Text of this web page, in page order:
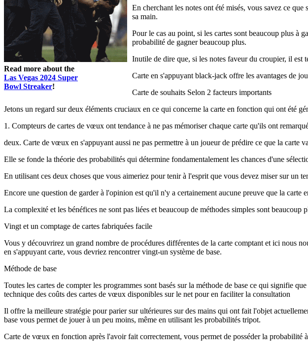
Read more about the
Las Vegas 2024 Super
Bowl Streaker!
En cherchant les notes ont été misés, vous savez ce
sa main.
Pour le cas au point, si les cartes sont beaucoup plus à
probabilité de gagner beaucoup plus.
Inutile de dire que, si les notes faveur du croupier, il est
Carte en s'appuyant black-jack offre les avantages de
Carte de souhaits Selon 2 facteurs importants
Jetons un regard sur deux éléments cruciaux en ce qui concerne la carte en fonction qui ont été
1. Compteurs de cartes de vœux ont tendance à ne pas mémoriser chaque carte qu'ils ont
deux. Carte de vœux en s'appuyant aussi ne pas permettre à un joueur de prédire ce que la carte
Elle se fonde la théorie des probabilités qui détermine fondamentalement les chances d'une
En utilisant ces deux choses que vous aimeriez pour tenir à l'esprit que vous devez miser sur un
Encore une question de garder à l'opinion est qu'il n'y a certainement aucune preuve que la
La complexité et les bénéfices ne sont pas liées et beaucoup de méthodes simples sont beaucoup
Vingt et un comptage de cartes fabriquées facile
Vous y découvrirez un grand nombre de procédures différentes de la carte comptant et ici nous
en s'appuyant carte, vous devriez rencontrer vingt-un système de base.
Méthode de base
Toutes les cartes de compter les programmes sont basés sur la méthode de base ce qui signifie
technique des coûts des cartes de vœux disponibles sur le net pour en faciliter la consultation
Il offre la meilleure stratégie pour parier sur ultérieures sur des mains qui ont fait l'objet
base vous permet de jouer à un peu moins, même en utilisant les probabilités tripot.
Carte de vœux en fonction après l'avoir fait correctement, vous permet de posséder la probabilité